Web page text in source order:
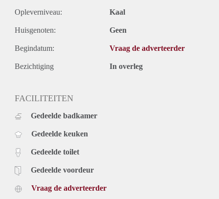
Opleverniveau: Kaal
Huisgenoten: Geen
Begindatum: Vraag de adverteerder
Bezichtiging In overleg
FACILITEITEN
Gedeelde badkamer
Gedeelde keuken
Gedeelde toilet
Gedeelde voordeur
Vraag de adverteerder